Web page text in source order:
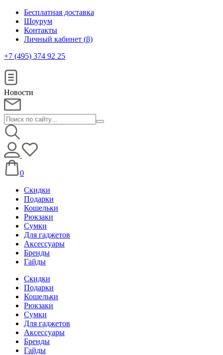
Бесплатная доставка
Шоурум
Контакты
Личный кабинет (β)
+7 (495) 374 92 25
Новости
0
Скидки
Подарки
Кошельки
Рюкзаки
Сумки
Для гаджетов
Аксессуары
Бренды
Гайды
Скидки
Подарки
Кошельки
Рюкзаки
Сумки
Для гаджетов
Аксессуары
Бренды
Гайды